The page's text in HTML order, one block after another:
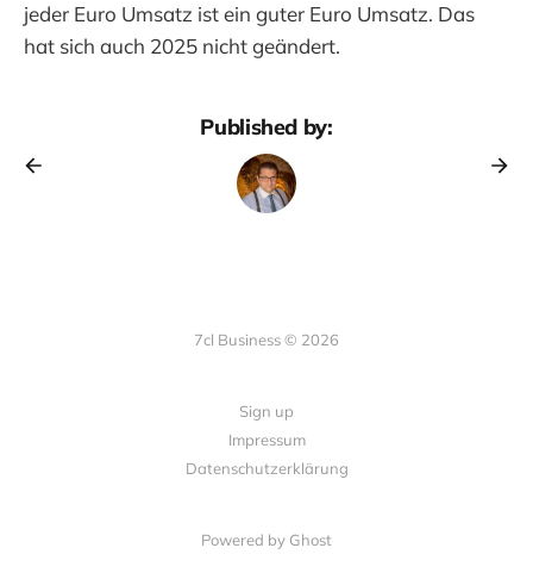
jeder Euro Umsatz ist ein guter Euro Umsatz. Das
hat sich auch 2025 nicht geändert.
Published by:
7cl Business © 2026
Sign up
Impressum
Datenschutzerklärung
Powered by Ghost